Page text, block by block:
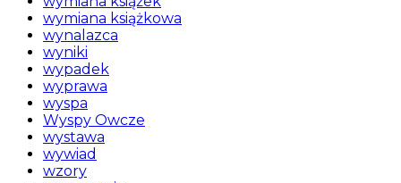
wymiana książkowa
wynalazca
wyniki
wypadek
wyprawa
wyspa
Wyspy Owcze
wystawa
wywiad
wzory